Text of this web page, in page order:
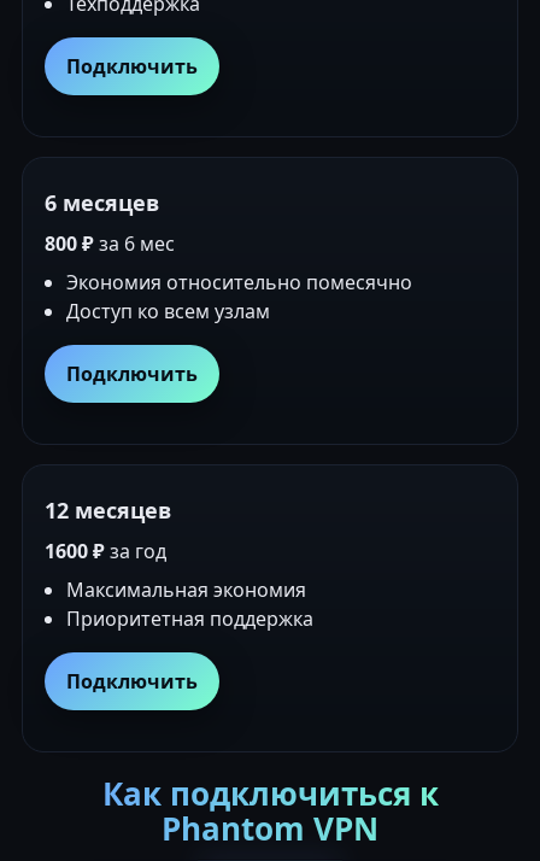
Подключить
6 месяцев
800 ₽за 6 мес
Экономия относительно помесячно
Доступ ко всем узлам
Подключить
12 месяцев
1600 ₽за год
Максимальная экономия
Приоритетная поддержка
Подключить
Как подключиться к
Phantom VPN